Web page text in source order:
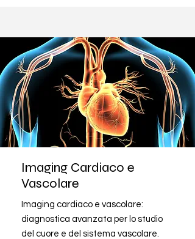
Imaging Cardiaco e
Vascolare
Imaging cardiaco e vascolare:
diagnostica avanzata per lo studio
del cuore e del sistema vascolare.